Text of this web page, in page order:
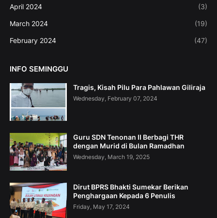
April 2024 (3)
March 2024 (19)
February 2024 (47)
INFO SEMINGGU
Tragis, Kisah Pilu Para Pahlawan Giliraja
Wednesday, February 07, 2024
Guru SDN Tenonan II Berbagi THR
dengan Murid di Bulan Ramadhan
Wednesday, March 19, 2025
Dirut BPRS Bhakti Sumekar Berikan
Penghargaan Kepada 6 Penulis
Friday, May 17, 2024